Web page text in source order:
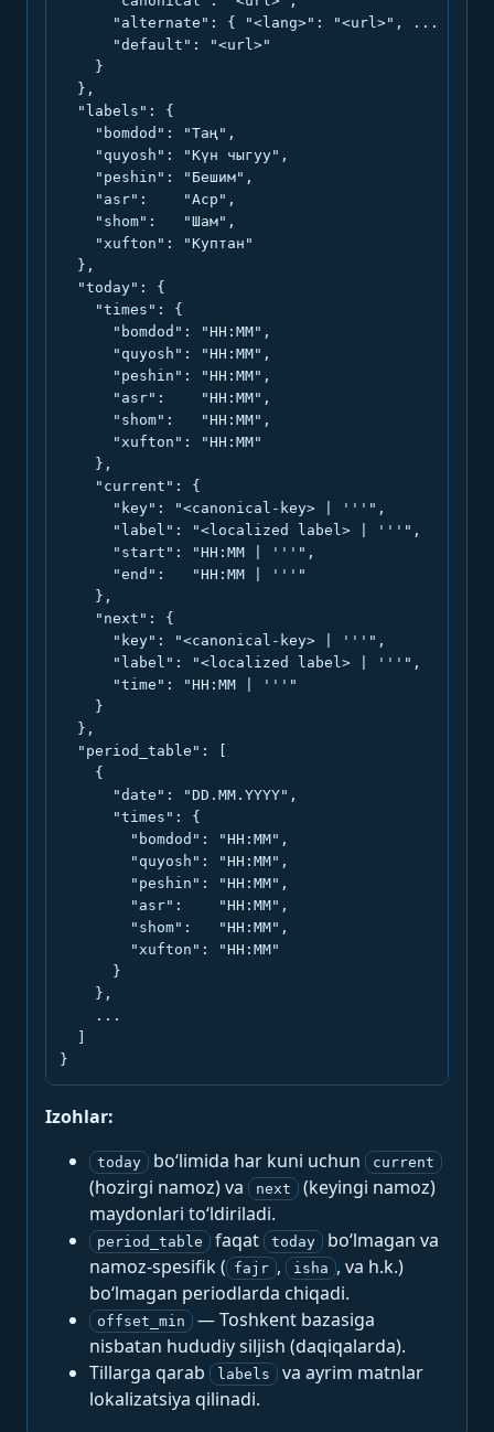
      "alternate": { "<lang>": "<url>", ... },
      "default": "<url>"
    }
  },
  "labels": {
    "bomdod": "Таң",
    "quyosh": "Күн чыгуу",
    "peshin": "Бешим",
    "asr":    "Аср",
    "shom":   "Шам",
    "xufton": "Куптан"
  },
  "today": {
    "times": {
      "bomdod": "HH:MM",
      "quyosh": "HH:MM",
      "peshin": "HH:MM",
      "asr":    "HH:MM",
      "shom":   "HH:MM",
      "xufton": "HH:MM"
    },
    "current": {
      "key": "<canonical-key> | '''",
      "label": "<localized label> | '''",
      "start": "HH:MM | '''",
      "end":   "HH:MM | '''"
    },
    "next": {
      "key": "<canonical-key> | '''",
      "label": "<localized label> | '''",
      "time": "HH:MM | '''"
    }
  },
  "period_table": [
    {
      "date": "DD.MM.YYYY",
      "times": {
        "bomdod": "HH:MM",
        "quyosh": "HH:MM",
        "peshin": "HH:MM",
        "asr":    "HH:MM",
        "shom":   "HH:MM",
        "xufton": "HH:MM"
      }
    },
    ...
}
Izohlar:
today bo‘limida har kuni uchun current
(hozirgi namoz) va next
(keyingi namoz)
maydonlari to‘ldiriladi.
period_table faqat today
bo‘lmagan va
namoz-spesifik ( fajr , isha , va h.k.)
bo‘lmagan periodlarda chiqadi.
offset_min
— Toshkent bazasiga
nisbatan hududiy siljish (daqiqalarda).
Tillarga qarab
labels
va ayrim matnlar
lokalizatsiya qilinadi.